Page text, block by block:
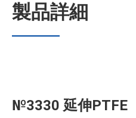
製品詳細
№3330 延伸PTFE